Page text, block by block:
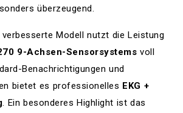
überzeugend.
verbesserte Modell nutzt die Leistung
9-Achsen-Sensorsystems voll
Benachrichtigungen und
bietet es professionelles EKG +
. Ein besonderes Highlight ist das